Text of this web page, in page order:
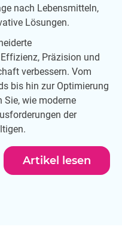
nach Lebensmitteln,
Lösungen.
Präzision und
verbessern. Vom
bis hin zur Optimierung
Sie, wie moderne
der
Artikel lesen